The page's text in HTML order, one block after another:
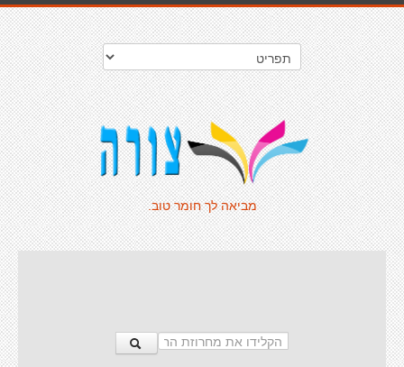
מביאה לך חומר טוב.